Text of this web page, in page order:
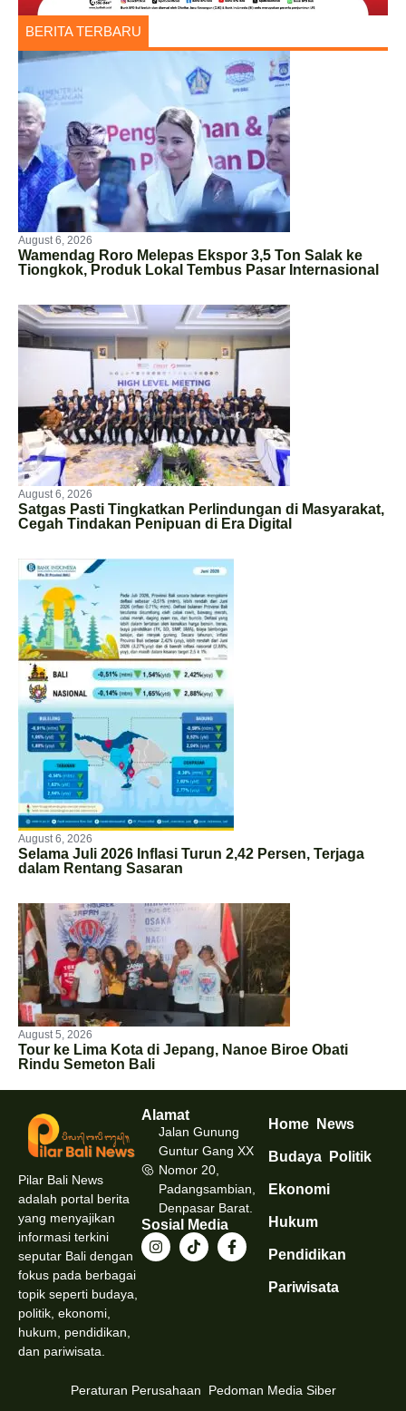
BERITA TERBARU
August 6, 2026
Wamendag Roro Melepas Ekspor 3,5 Ton Salak ke
Tiongkok, Produk Lokal Tembus Pasar Internasional
August 6, 2026
Satgas Pasti Tingkatkan Perlindungan di Masyarakat,
Cegah Tindakan Penipuan di Era Digital
August 6, 2026
Selama Juli 2026 Inflasi Turun 2,42 Persen, Terjaga
dalam Rentang Sasaran
August 5, 2026
Tour ke Lima Kota di Jepang, Nanoe Biroe Obati
Rindu Semeton Bali
Pilar Bali News
adalah portal berita
yang menyajikan
informasi terkini
seputar Bali dengan
fokus pada berbagai
topik seperti budaya,
politik, ekonomi,
hukum, pendidikan,
dan pariwisata.
Alamat
Jalan Gunung
Guntur Gang XX
Nomor 20,
Padangsambian,
Denpasar Barat.
Sosial Media
Home News
Budaya Politik
Ekonomi
Hukum
Pendidikan
Pariwisata
Peraturan Perusahaan Pedoman Media Siber